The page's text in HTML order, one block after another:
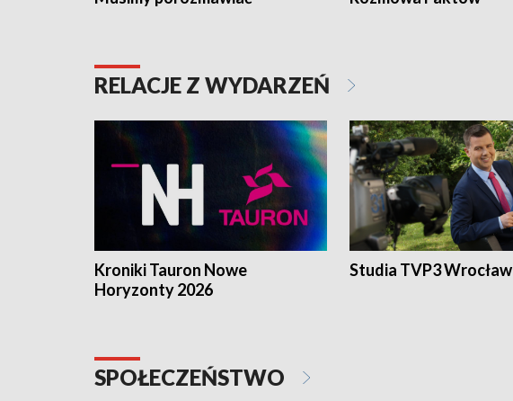
RELACJE Z WYDARZEŃ
Kroniki Tauron Nowe
Horyzonty 2026
Studia TVP3 Wrocław
SPOŁECZEŃSTWO